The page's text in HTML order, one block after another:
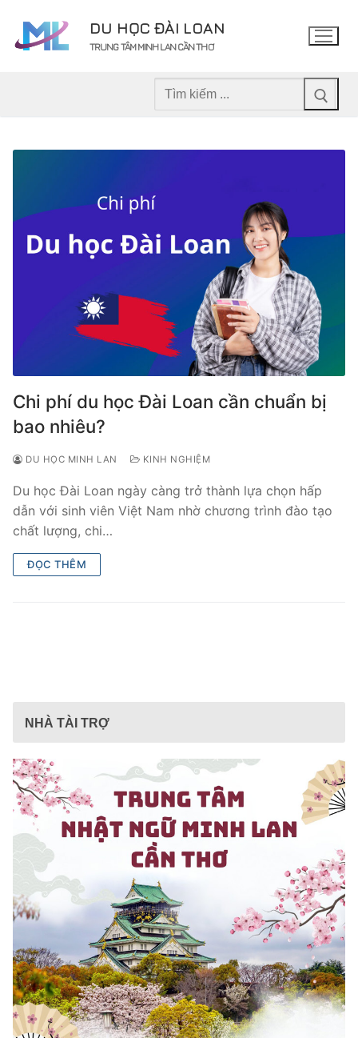
nội
DU HỌC ĐÀI LOAN
TRUNG TÂM MINH LAN CẦN THƠ
Tìm
Chi phí du học Đài Loan cần chuẩn bị
bao nhiêu?
DU HỌC MINH LAN KINH NGHIỆM
Du học Đài Loan ngày càng trở thành lựa chọn hấp
dẫn với sinh viên Việt Nam nhờ chương trình đào tạo
chất lượng, chi…
ĐỌC THÊM
NHÀ TÀI TRỢ